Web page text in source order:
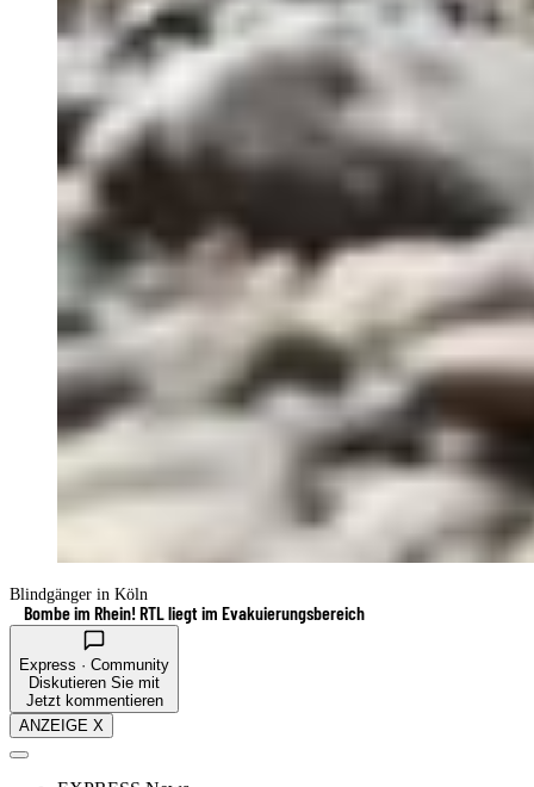
Blindgänger in Köln
Bombe im Rhein! RTL liegt im Evakuierungsbereich
Express · Community
Diskutieren Sie mit
Jetzt kommentieren
ANZEIGE X